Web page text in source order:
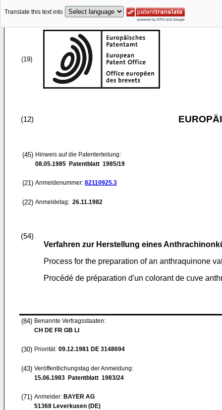
Translate this text into
(19)
(12)
(45) Hinweis auf die Patenterteilung:
08.05.1985 Patentblatt 1985/19
(21) Anmeldenummer: 82110925.3
(22) Anmeldetag: 26.11.1982
(54)
Verfahren zur Herstellung eines
Process for the preparation of an anthraquinone
Procédé de préparation d'un colorant de cuve
(84) Benannte Vertragsstaaten:
CH DE FR GB LI
(30) Priorität: 09.12.1981 DE 3148694
(43) Veröffentlichungstag der Anmeldung:
15.06.1983 Patentblatt 1983/24
(71) Anmelder: BAYER AG
51368 Leverkusen (DE)